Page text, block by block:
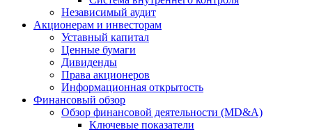
Независимый аудит
Акционерам и инвесторам
Уставный капитал
Ценные бумаги
Дивиденды
Права акционеров
Информационная открытость
Финансовый обзор
Обзор финансовой деятельности (MD&A)
Ключевые показатели